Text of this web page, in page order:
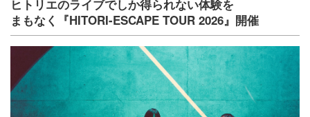
ヒトリエのライブでしか得られない体験を
まもなく『HITORI-ESCAPE TOUR 2026』開催